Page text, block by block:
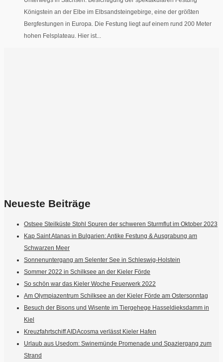
Königstein an der Elbe im Elbsandsteingebirge, eine der größten
Bergfestungen in Europa. Die Festung liegt auf einem rund 200 Meter
hohen Felsplateau. Hier ist...
Neueste Beiträge
Ostsee Steilküste Stohl Spuren der schweren Sturmflut im Oktober 2023
Kap Saint Atanas in Bulgarien: Antike Festung & Ausgrabung am
Schwarzen Meer
Sonnenuntergang am Selenter See in Schleswig-Holstein
Sommer 2022 in Schilksee an der Kieler Förde
So schön war das Kieler Woche Feuerwerk 2022
Am Olympiazentrum Schilksee an der Kieler Förde am Ostersonntag
Besuch der Bisons und Wisente im Tiergehege Hasseldieksdamm in
Kiel
Kreuzfahrtschiff AIDAcosma verlässt Kieler Hafen
Urlaub aus Usedom: Swinemünde Promenade und Spaziergang zum
Strand